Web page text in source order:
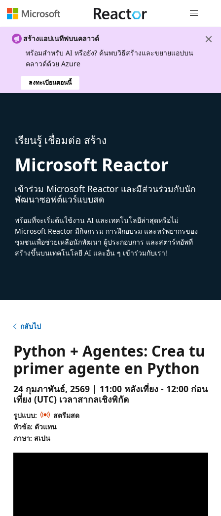
สร้างแอปเนทีฟบนคลาวด์
พร้อมสําหรับ AI หรือยัง? ค้นพบวิธีสร้างและขยายแอปบน
คลาวด์ด้วย Azure
ลงทะเบียนตอนนี้
เรียนรู้ เชื่อมต่อ สร้าง
Microsoft Reactor
เข้าร่วม Microsoft Reactor และมีส่วนร่วมกับนัก
พัฒนาซอฟต์แวร์แบบสด
พร้อมที่จะเริ่มต้นใช้งาน AI และเทคโนโลยีล่าสุดหรือไม่
Microsoft Reactor มีกิจกรรม การฝึกอบรม และทรัพยากรของ
ชุมชนเพื่อช่วยเหลือนักพัฒนา ผู้ประกอบการ และสตาร์ทอัพที่
สร้างขึ้นบนเทคโนโลยี AI และอื่น ๆ เข้าร่วมกับเรา!
กลับไป
Python + Agentes: Crea tu
primer agente en Python
24 กุมภาพันธ์, 2569 | 11:00 หลังเที่ยง - 12:00 ก่อน
เที่ยง (UTC) เวลาสากลเชิงพิกัด
รูปแบบ:
สตรีมสด
หัวข้อ: ตัวแทน
ภาษา: สเปน